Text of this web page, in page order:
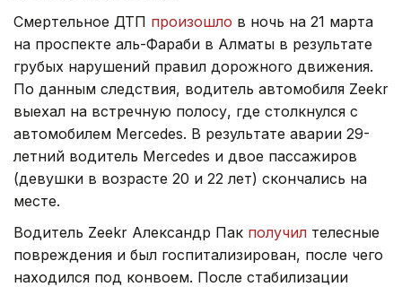
Смертельное ДТП произошло в ночь на 21 марта
на проспекте аль-Фараби в Алматы в результате
грубых нарушений правил дорожного движения.
По данным следствия, водитель автомобиля Zeekr
выехал на встречную полосу, где столкнулся с
автомобилем Mercedes. В результате аварии 29-
летний водитель Mercedes и двое пассажиров
(девушки в возрасте 20 и 22 лет) скончались на
месте.
Водитель Zeekr Александр Пак получил телесные
повреждения и был госпитализирован, после чего
находился под конвоем. После стабилизации